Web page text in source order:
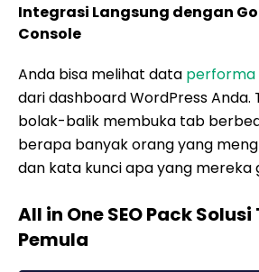
Integrasi Langsung dengan
Console
Anda bisa melihat data performa
dari dashboard WordPress Anda.
bolak-balik membuka tab
berapa banyak orang yang
dan kata kunci apa yang mereka
All in One SEO Pack
Pemula